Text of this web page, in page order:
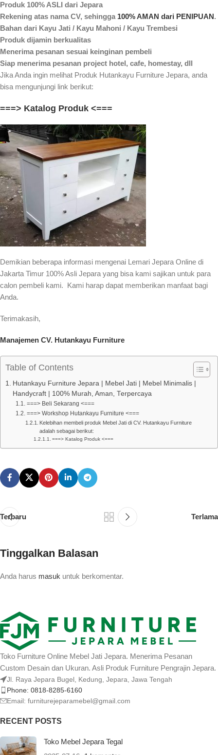
Produk 100% ASLI dari Jepara
Rekening atas nama CV, sehingga 100% AMAN dari PENIPUAN.
Bahan dari Kayu Jati / Kayu Mahoni / Kayu Trembesi
Produk dijamin berkualitas
Menerima pesanan sesuai keinginan pembeli
Siap menerima pesanan project hotel, cafe, homestay, dll
Jika Anda ingin melihat Produk Hutankayu Furniture Jepara, anda
bisa mengunjungi link berikut:
===> Katalog Produk <===
Demikian beberapa informasi mengenai Lemari Jepara Online di
Jakarta Timur 100% Asli Jepara yang bisa kami sajikan untuk para
calon pembeli kami. Kami harap dapat memberikan manfaat bagi
Anda.
Terimakasih,
Manajemen CV. Hutankayu Furniture
Table of Contents
Hutankayu Furniture Jepara | Mebel Jati | Mebel Minimalis |
Handycraft | 100% Murah, Aman, Terpercaya
===> Beli Sekarang <===
===> Workshop Hutankayu Furniture <===
Kelebihan membeli produk Mebel Jati di CV. Hutankayu Furniture
adalah sebagai berikut:
===> Katalog Produk <===
Terbaru Terlama
Tinggalkan Balasan
Anda harus masuk untuk berkomentar.
Toko Furniture Online Mebel Jati Jepara. Menerima Pesanan
Custom Desain dan Ukuran. Asli Produk Furniture Pengrajin Jepara.
Jl. Raya Jepara Bugel, Kedung, Jepara, Jawa Tengah
Phone: 0818-8285-6160
Email: furniturejeparamebel@gmail.com
RECENT POSTS
Toko Mebel Jepara Tegal